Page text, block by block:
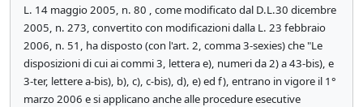
L. 14 maggio 2005, n. 80 , come modificato dal D.L.30 dicembre
2005, n. 273, convertito con modificazioni dalla L. 23 febbraio
2006, n. 51, ha disposto (con l'art. 2, comma 3-sexies) che "Le
disposizioni di cui ai commi 3, lettera e), numeri da 2) a 43-bis), e
3-ter, lettere a-bis), b), c), c-bis), d), e) ed f), entrano in vigore il 1°
marzo 2006 e si applicano anche alle procedure esecutive